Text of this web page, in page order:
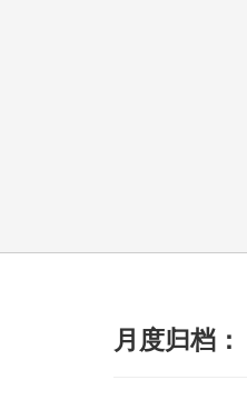
月度归档：